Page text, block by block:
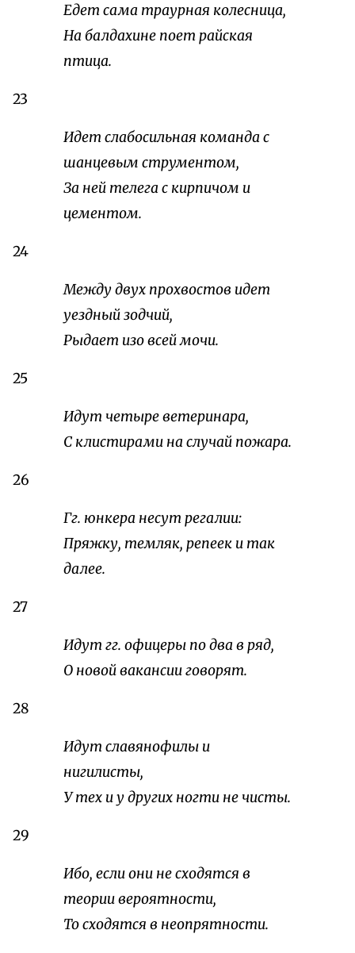
Едет сама траурная колесница,
На балдахине поет райская
птица.
23
Идет слабосильная команда с
шанцевым струментом,
За ней телега с кирпичом и
цементом.
24
Между двух прохвостов идет
уездный зодчий,
Рыдает изо всей мочи.
25
Идут четыре ветеринара,
С клистирами на случай пожара.
26
Гг. юнкера несут регалии:
Пряжку, темляк, репеек и так
далее.
27
Идут гг. офицеры по два в ряд,
О новой вакансии говорят.
28
Идут славянофилы и
нигилисты,
У тех и у других ногти не чисты.
29
Ибо, если они не сходятся в
теории вероятности,
То сходятся в неопрятности.